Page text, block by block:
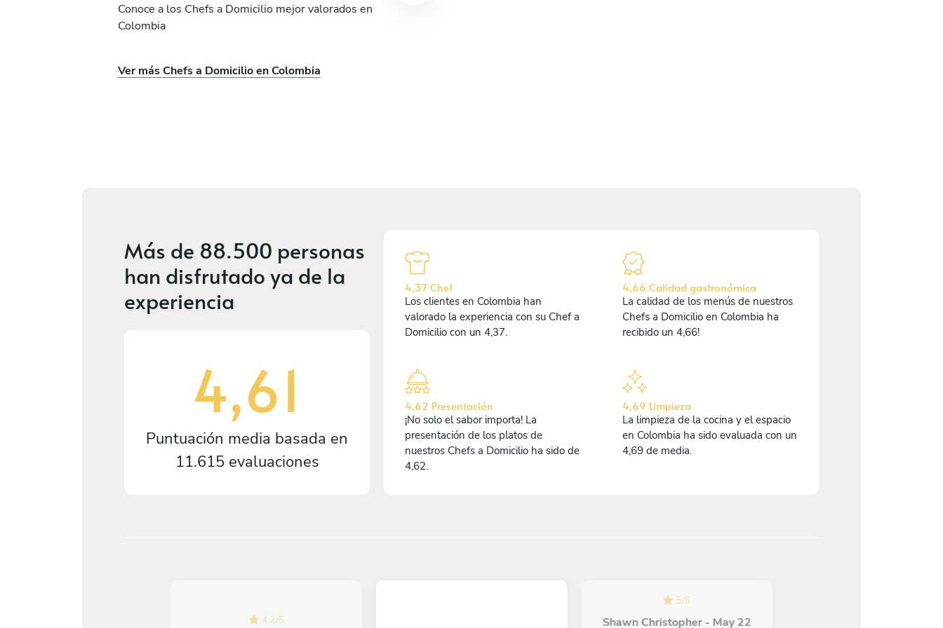
Conoce a los Chefs a Domicilio mejor valorados en
Colombia
Ver más Chefs a Domicilio en Colombia
Bogotá
Más de 88.500 personas
han disfrutado ya de la
experiencia
4,61
Puntuación media basada en
11.615 evaluaciones
4,37 Chef
Los clientes en Colombia han
valorado la experiencia con su Chef a
Domicilio con un 4,37.
4,66 Calidad gastronómica
La calidad de los menús de nuestros
Chefs a Domicilio en Colombia ha
recibido un 4,66!
4,62 Presentación
¡No solo el sabor importa! La
presentación de los platos de
nuestros Chefs a Domicilio ha sido de
4,62.
4,69 Limpieza
La limpieza de la cocina y el espacio
en Colombia ha sido evaluada con un
4,69 de media.
4,2/5
5/5
Shawn Christopher - May 22